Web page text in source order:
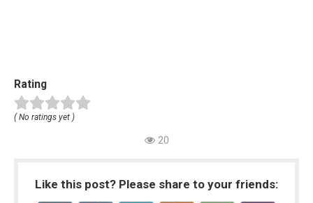
Rating
( No ratings yet )
20
Like this post? Please share to your friends: